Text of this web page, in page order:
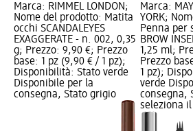
Marca: RIMMEL LONDON;
Nome del prodotto: Matita
occhi SCANDALEYES
EXAGGERATE - n. 002, 0,35
g; Prezzo: 9,90 €; Prezzo
base: 1 pz (9,90 € / 1 pz);
Disponibilità: Stato verde
Disponibile per la
consegna, Stato grigio
Marca:
YORK;
Penna per
BROW
1,25 ml;
Prezzo
1 pz);
verde
consegna,
seleziona